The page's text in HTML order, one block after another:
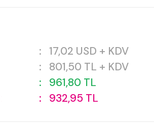
: 17,02 USD + KDV
: 801,50 TL + KDV
: 961,80 TL
: 932,95 TL